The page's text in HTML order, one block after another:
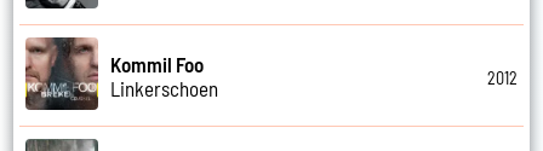
Kommil Foo
Linkerschoen
2012